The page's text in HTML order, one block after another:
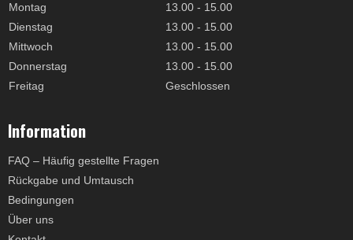
Montag
13.00 - 15.00
Dienstag
13.00 - 15.00
Mittwoch
13.00 - 15.00
Donnerstag
13.00 - 15.00
Freitag
Geschlossen
Information
FAQ – Häufig gestellte Fragen
Rückgabe und Umtausch
Bedingungen
Über uns